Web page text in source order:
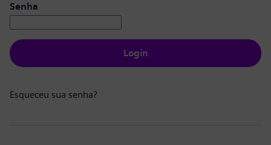
Senha
Login
Esqueceu sua senha?